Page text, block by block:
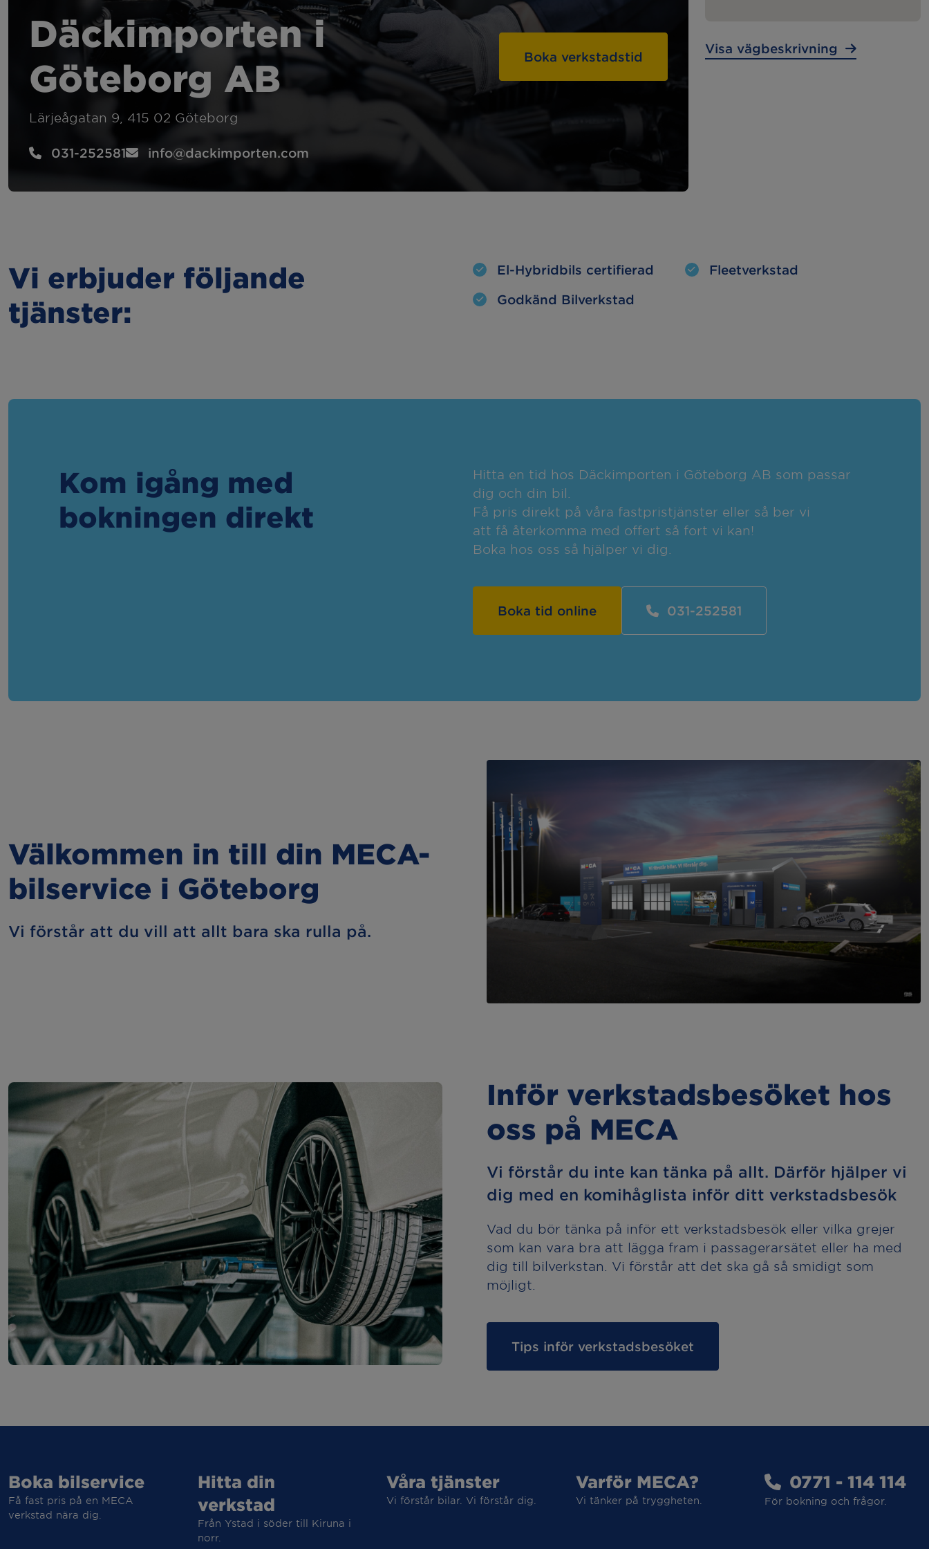
Felsökning Hjulinställning
service
Kamremsbyte Byta lampor Oljebyte
Semesterkontroll
Kupévärmare Backljus
Däckimporten i
Göteborg AB
Lärjeågatan 9, 415 02 Göteborg
031-252581 info@dackimporten.com
Boka verkstadstid
Visa vägbeskrivning
Vi erbjuder följande
tjänster:
El-Hybridbils certifierad
Fleetverkstad
Godkänd Bilverkstad
Kom igång med
bokningen direkt
Hitta en tid hos Däckimporten i Göteborg AB som passar
dig och din bil.
Få pris direkt på våra fastpristjänster eller så ber vi
att få återkomma med offert så fort vi kan!
Boka hos oss så hjälper vi dig.
Boka tid online 031-252581
Välkommen in till din MECA-
bilservice i Göteborg
Vi förstår att du vill att allt bara ska rulla på.
Inför verkstadsbesöket hos
oss på MECA
Vi förstår du inte kan tänka på allt. Därför hjälper vi
dig med en komihåglista inför ditt verkstadsbesök
Vad du bör tänka på inför ett verkstadsbesök eller vilka grejer
som kan vara bra att lägga fram i passagerarsätet eller ha med
dig till bilverkstan. Vi förstår att det ska gå så smidigt som
möjligt.
Tips inför verkstadsbesöket
Boka bilservice
Få fast pris på en MECA
verkstad nära dig.
Hitta din
verkstad
Från Ystad i söder till Kiruna i
norr.
Våra tjänster
Vi förstår bilar. Vi förstår dig.
Varför MECA?
Vi tänker på tryggheten.
0771 - 114 114
För bokning och frågor.